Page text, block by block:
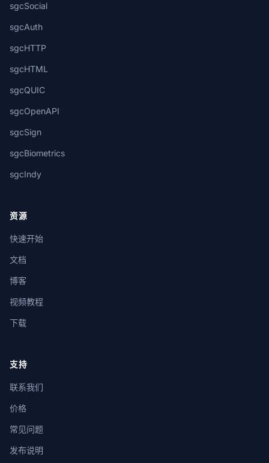
sgcSocial
sgcAuth
sgcHTTP
sgcHTML
sgcQUIC
sgcOpenAPI
sgcSign
sgcBiometrics
sgcIndy
资源
快速开始
文档
博客
视频教程
下载
支持
联系我们
价格
常见问题
发布说明